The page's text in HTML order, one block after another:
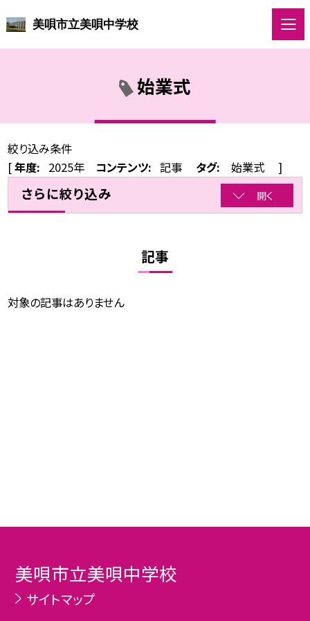
美唄市立美唄中学校
始業式
絞り込み条件
[年度: 2025年 コンテンツ: 記事 タグ: 始業式 ]
さらに絞り込み 開く
記事
対象の記事はありません
美唄市立美唄中学校
サイトマップ